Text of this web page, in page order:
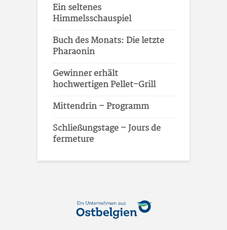
Ein seltenes
Himmelsschauspiel
Buch des Monats: Die letzte
Pharaonin
Gewinner erhält
hochwertigen Pellet-Grill
Mittendrin – Programm
Schließungstage – Jours de
fermeture